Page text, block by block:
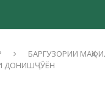
БАРГУЗОРИИ
ДОНИШҶӮЁН